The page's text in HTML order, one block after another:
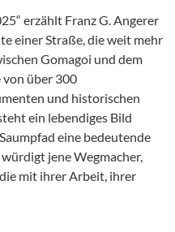
erzählt Franz G. Angerer
einer Straße, die weit mehr
Gomagoi und dem
über 300
und historischen
ein lebendiges Bild
eine bedeutende
jene Wegmacher,
mit ihrer Arbeit, ihrer